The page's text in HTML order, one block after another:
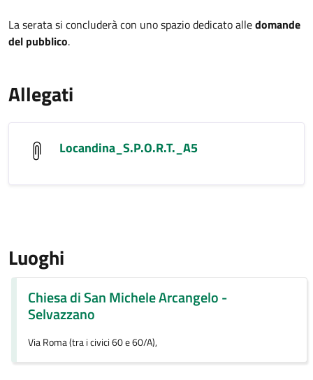
La serata si concluderà con uno spazio dedicato alledomande
del pubblico.
Allegati
Locandina_S.P.O.R.T._A5
Luoghi
Chiesa di San Michele Arcangelo -
Selvazzano
Via Roma (tra i civici 60 e 60/A),